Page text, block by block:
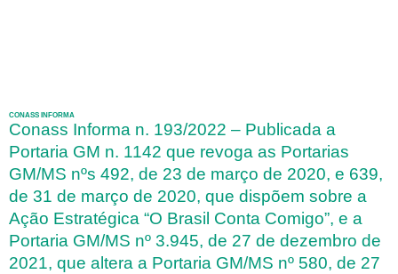
CONASS INFORMA
Conass Informa n. 193/2022 – Publicada a
Portaria GM n. 1142 que revoga as Portarias
GM/MS nºs 492, de 23 de março de 2020, e 639,
de 31 de março de 2020, que dispõem sobre a
Ação Estratégica “O Brasil Conta Comigo”, e a
Portaria GM/MS nº 3.945, de 27 de dezembro de
2021, que altera a Portaria GM/MS nº 580, de 27